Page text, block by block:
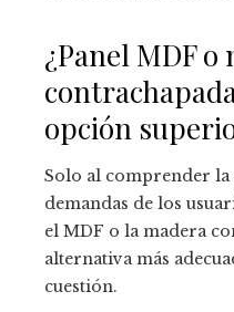
¿Panel MDF o
opción
Solo al comprender la
demandas de los
el MDF o la madera
alternativa más
cuestión.